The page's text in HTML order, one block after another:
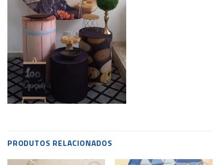
PRODUTOS RELACIONADOS